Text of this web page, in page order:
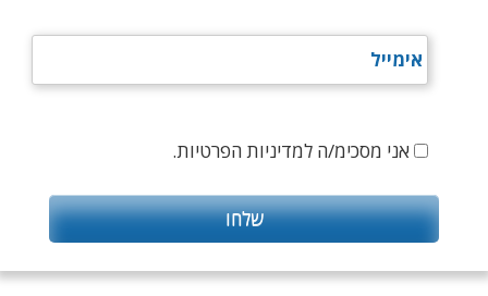
אני מסכימ/ה למדיניות הפרטיות.